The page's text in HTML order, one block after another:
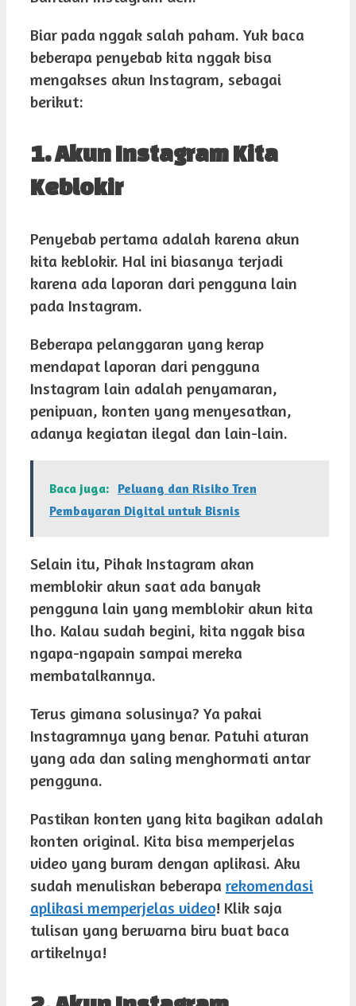
Biar pada nggak salah paham. Yuk baca
beberapa penyebab kita nggak bisa
mengakses akun Instagram, sebagai
berikut:
1. Akun Instagram Kita
Keblokir
Penyebab pertama adalah karena akun
kita keblokir. Hal ini biasanya terjadi
karena ada laporan dari pengguna lain
pada Instagram.
Beberapa pelanggaran yang kerap
mendapat laporan dari pengguna
Instagram lain adalah penyamaran,
penipuan, konten yang menyesatkan,
adanya kegiatan ilegal dan lain-lain.
Baca juga: Peluang dan Risiko Tren
Pembayaran Digital untuk Bisnis
Selain itu, Pihak Instagram akan
memblokir akun saat ada banyak
pengguna lain yang memblokir akun kita
lho. Kalau sudah begini, kita nggak bisa
ngapa-ngapain sampai mereka
membatalkannya.
Terus gimana solusinya? Ya pakai
Instagramnya yang benar. Patuhi aturan
yang ada dan saling menghormati antar
pengguna.
Pastikan konten yang kita bagikan adalah
konten original. Kita bisa memperjelas
video yang buram dengan aplikasi. Aku
sudah menuliskan beberapa rekomendasi
aplikasi memperjelas video! Klik saja
tulisan yang berwarna biru buat baca
artikelnya!